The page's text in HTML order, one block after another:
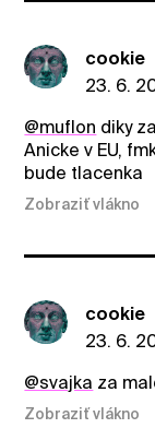
cookie
23. 6.
@muflon diky
Anicke v EU,
bude tlacenka
Zobraziť vlákno
cookie
23. 6.
@svajka za
Zobraziť vlákno